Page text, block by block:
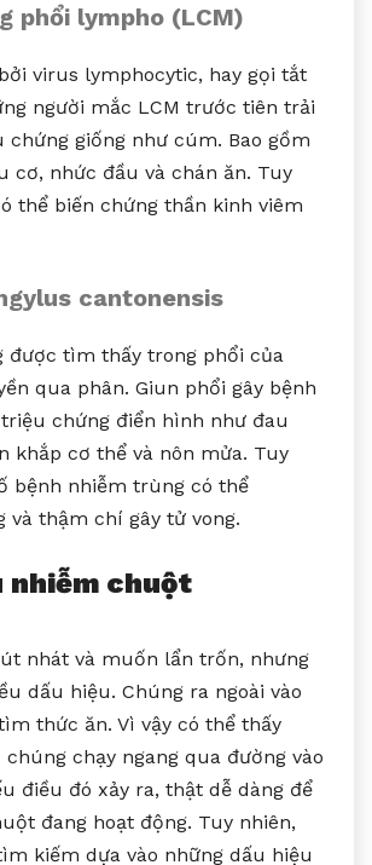
phổi lympho (LCM)
virus lymphocytic, hay gọi tắt
người mắc LCM trước tiên trải
chứng giống như cúm. Bao gồm
cơ, nhức đầu và chán ăn. Tuy
thể biến chứng thần kinh viêm
cantonensis
được tìm thấy trong phổi của
qua phân. Giun phổi gây bệnh
chứng điển hình như đau
khắp cơ thể và nôn mửa. Tuy
bệnh nhiễm trùng có thể
và thậm chí gây tử vong.
nhiễm chuột
nhát và muốn lẩn trốn, nhưng
dấu hiệu. Chúng ra ngoài vào
thức ăn. Vì vậy có thể thấy
chạy ngang qua đường vào
điều đó xảy ra, thật dễ dàng để
đang hoạt động. Tuy nhiên,
kiếm dựa vào những dấu hiệu